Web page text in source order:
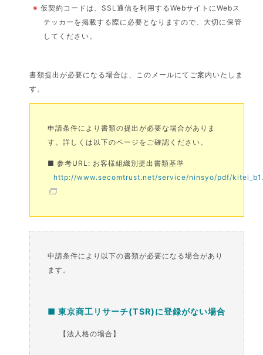
※仮契約コードは、SSL通信を利用するWebサイトにWebス
テッカーを掲載する際に必要となりますので、大切に保管
してください。
書類提出が必要になる場合は、このメールにてご案内いたしま
す。
申請条件により書類の提出が必要な場合がありま
す。詳しくは以下のページをご確認ください。
■ 参考URL: お客様組織別提出書類基準
http://www.secomtrust.net/service/ninsyo/pdf/
申請条件により以下の書類が必要になる場合があり
ます。
■ 東京商工リサーチ(TSR)に登録がない場合
【法人格の場合】